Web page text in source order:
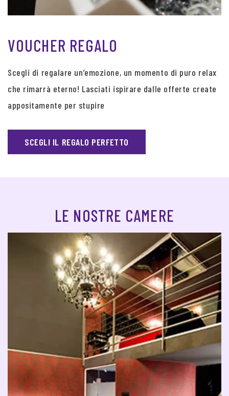
VOUCHER REGALO
Scegli di regalare un’emozione, un momento di puro relax
che rimarrà eterno! Lasciati ispirare dalle offerte create
appositamente per stupire
SCEGLI IL REGALO PERFETTO
LE NOSTRE CAMERE